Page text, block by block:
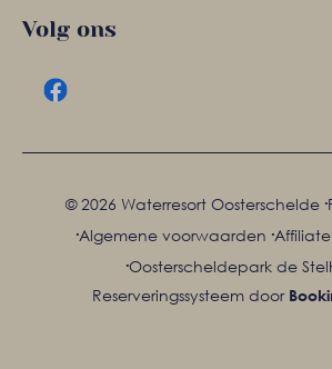
Volg ons
© 2026 Waterresort Oosterschelde ·
·Algemene voorwaarden ·
·Oosterscheldepark de
Reserveringssysteem door